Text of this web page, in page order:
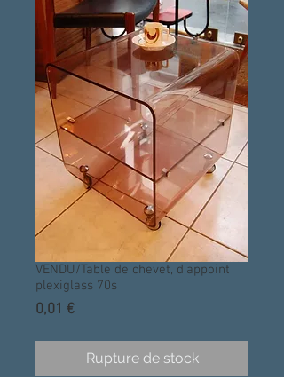
VENDU/Table de chevet, d'appoint
plexiglass 70s
0,01 €Prix
Rupture de stock